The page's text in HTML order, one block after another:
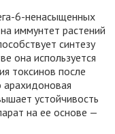
6-ненасыщенных
иммунтет растений
синтезу
она используется
токсинов после
арахидоновая
устойчивость
на ее основе —